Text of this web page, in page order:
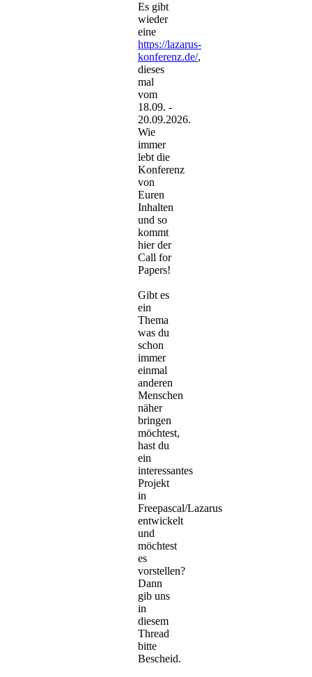
Es gibt
wieder
eine
https://lazarus-
konferenz.de/,
dieses
mal
vom
18.09. -
20.09.2026.
Wie
immer
lebt die
Konferenz
von
Euren
Inhalten
und so
kommt
hier der
Call for
Papers!
Gibt es
ein
Thema
was du
schon
immer
einmal
anderen
Menschen
näher
bringen
möchtest,
hast du
ein
interessantes
Projekt
in
Freepascal/Lazarus
entwickelt
und
möchtest
es
vorstellen?
Dann
gib uns
in
diesem
Thread
bitte
Bescheid.